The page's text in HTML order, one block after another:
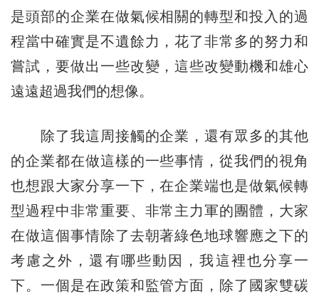
是頭部的企業在做氣候相關的轉型和投入的過
程當中確實是不遺餘力，花了非常多的努力和
嘗試，要做出一些改變，這些改變動機和雄心
遠遠超過我們的想像。
除了我這周接觸的企業，還有眾多的其他
的企業都在做這樣的一些事情，從我們的視角
也想跟大家分享一下，在企業端也是做氣候轉
型過程中非常重要、非常主力軍的團體，大家
在做這個事情除了去朝著綠色地球響應之下的
考慮之外，還有哪些動因，我這裡也分享一
下。一個是在政策和監管方面，除了國家雙碳